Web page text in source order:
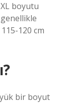
boyutu
120 cm
bir boyut